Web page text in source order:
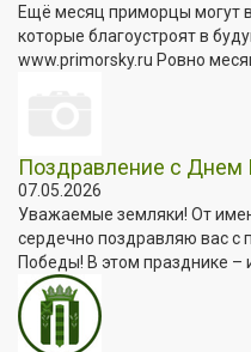
Ещё месяц приморцы могут
которые благоустроят в
www.primorsky.ru Ровно
Поздравление с
07.05.2026
Уважаемые земляки! От
сердечно поздравляю вас
Победы! В этом празднике –